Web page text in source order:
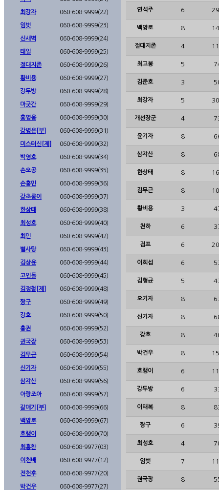
최강자 060-608-9999(22)
임벗 060-608-9999(23)
신새벽 060-608-9999(24)
태일 060-608-9999(25)
절대지존 060-608-9999(26)
황비용 060-608-9999(27)
강두방 060-608-9999(28)
마굿간 060-608-9999(29)
홍영웅 060-608-9999(30)
강병은[부] 060-608-9999(31)
미스터신[제] 060-608-9999(32)
박영호 060-608-9999(34)
손오공 060-608-9999(35)
손홍민 060-608-9999(36)
강초롱이 060-608-9999(37)
한상태 060-608-9999(38)
최성호 060-608-9999(40)
최민 060-608-9999(42)
별사탕 060-608-9999(43)
김상윤 060-608-9999(44)
고인돌 060-608-9999(45)
김정철[제] 060-608-9999(48)
짱구 060-608-9999(49)
강호 060-608-9999(50)
홍권 060-608-9999(52)
권국장 060-608-9999(53)
김무근 060-608-9999(54)
신기자 060-608-9999(55)
삼각산 060-608-9999(56)
아랑조아 060-608-9999(57)
갈매기[부] 060-608-9999(66)
백양로 060-608-9999(67)
호랭이 060-608-9999(70)
최홍찬 060-608-9977(03)
이천배 060-608-9977(12)
전천후 060-608-9977(20)
박건우 060-608-9977(27)
연석주 6
백양로 8
절대지존 4
최고봉 5
김준호 3
최강자 5
개선장군 4
윤기자 8
삼각산 8
한상태 8
김무근 8
황비용 3
천하 6
검프 6
이희섭 6
김형균 5
오기자 8
신기자 8
강호 8
박건우 8
호랭이 6
강두방 6
이태복 8
짱구 6
최성호 4
임벗 7
권국장 8